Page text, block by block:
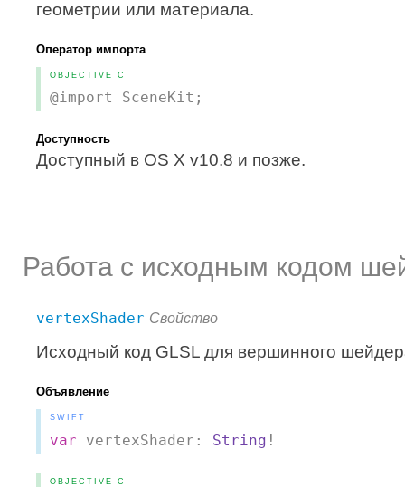
геометрии или материала.
Оператор импорта
OBJECTIVE C
@import SceneKit;
Доступность
Доступный в OS X v10.8 и позже.
Работа с исходным кодом
vertexShader Свойство
Исходный код GLSL для вершинного
Объявление
SWIFT
var vertexShader: String !
OBJECTIVE C